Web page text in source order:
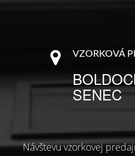
VZORKOVÁ
SENEC
Návštevu vzorkovej